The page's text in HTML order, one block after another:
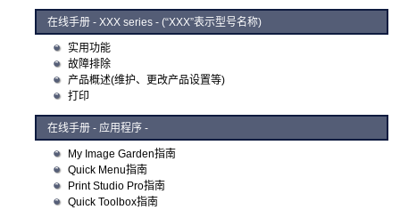
在线手册- XXX series - (“XXX”表示型号名称)
实用功能
故障排除
产品概述(维护、更改产品设置等)
打印
在线手册 - 应用程序 -
My Image Garden指南
Quick Menu指南
Print Studio Pro指南
Quick Toolbox指南